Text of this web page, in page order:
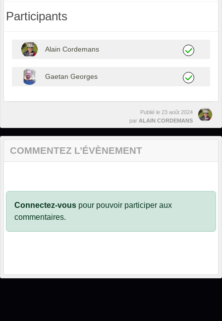
Participants
Alain Cordemans
Gaetan Georges
Publié le 23 août 2024
par ALAIN CORDEMANS
COMMENTEZ L’ÉVÈNEMENT
Connectez-vous pour pouvoir participer aux
commentaires.